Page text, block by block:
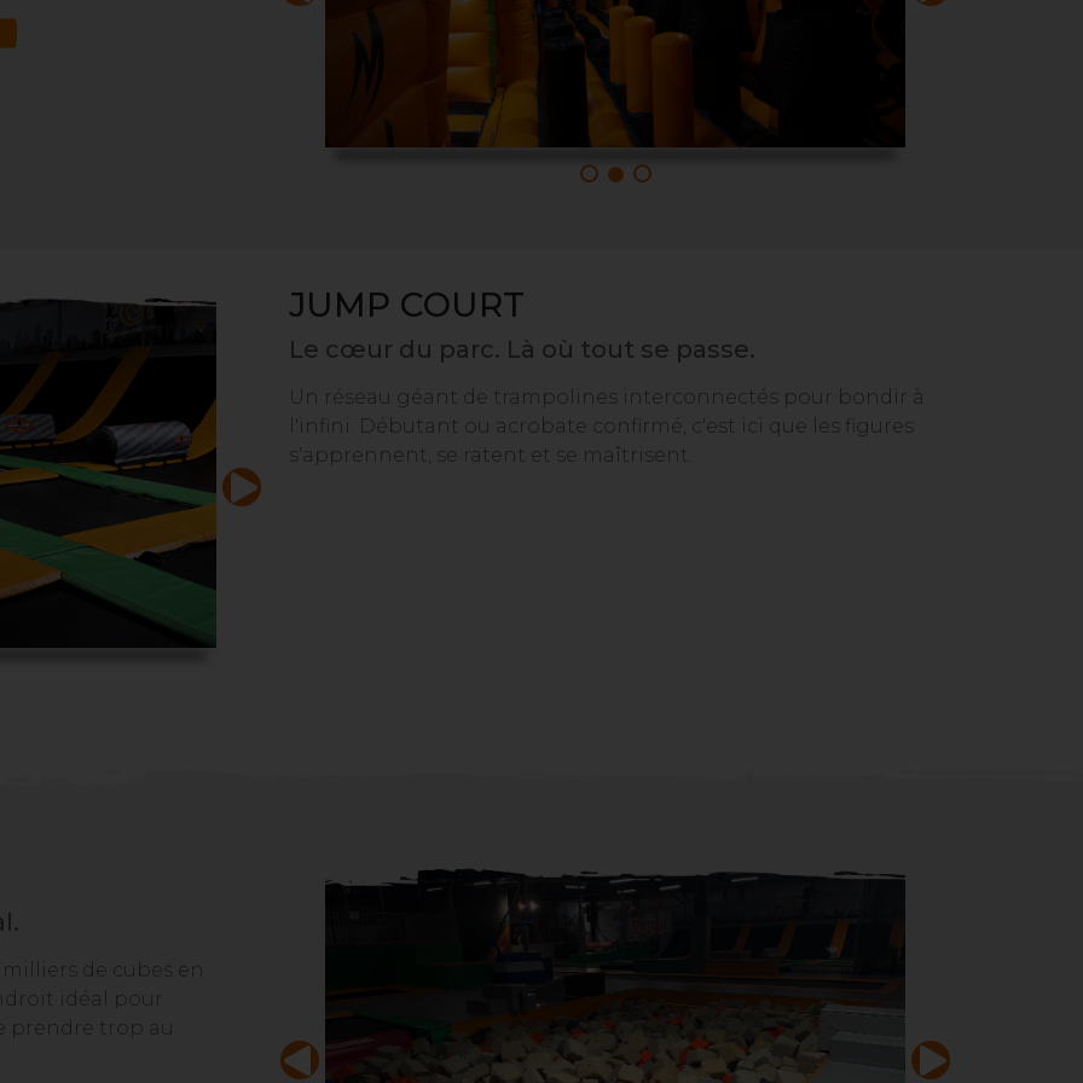
JUMP COURT
Le cœur du parc. Là où tout se passe.
Un réseau géant de trampolines interconnectés pour bondir à
l'infini. Débutant ou acrobate confirmé, c'est ici que les figures
s'apprennent, se ratent et se maîtrisent.
de cubes en
idéal pour
prendre trop au